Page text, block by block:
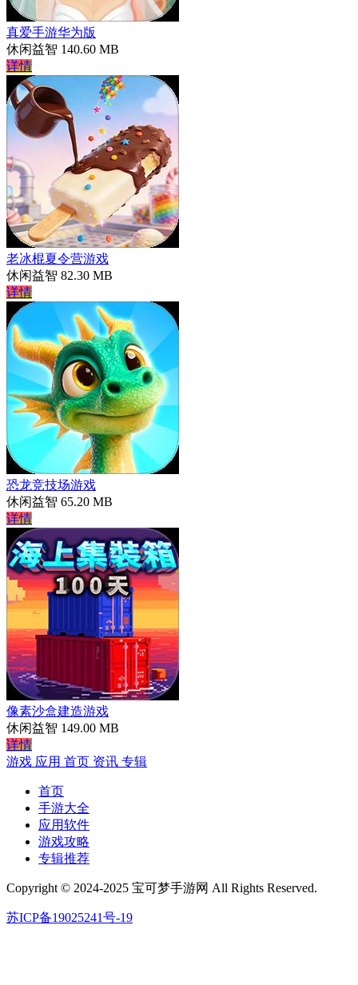
真爱手游华为版
休闲益智 140.60 MB
详情
老冰棍夏令营游戏
休闲益智 82.30 MB
详情
恐龙竞技场游戏
休闲益智 65.20 MB
详情
像素沙盒建造游戏
休闲益智 149.00 MB
详情
游戏 应用 首页 资讯 专辑
首页
手游大全
应用软件
游戏攻略
专辑推荐
Copyright © 2024-2025 宝可梦手游网 All Rights Reserved.
苏ICP备19025241号-19